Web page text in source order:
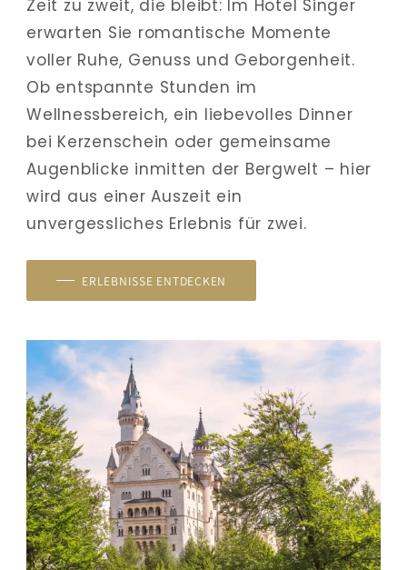
Zeit zu zweit, die bleibt: Im Hotel Singer
erwarten Sie romantische Momente
voller Ruhe, Genuss und Geborgenheit.
Ob entspannte Stunden im
Wellnessbereich, ein liebevolles Dinner
bei Kerzenschein oder gemeinsame
Augenblicke inmitten der Bergwelt – hier
wird aus einer Auszeit ein
unvergessliches Erlebnis für zwei.
ERLEBNISSE ENTDECKEN